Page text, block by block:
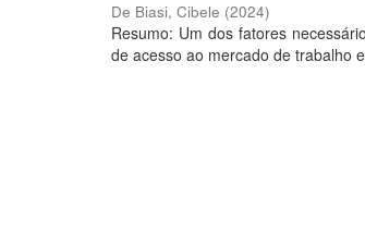
De Biasi, Cibele (2024)
Resumo: Um dos fatores
de acesso ao mercado de trabalho